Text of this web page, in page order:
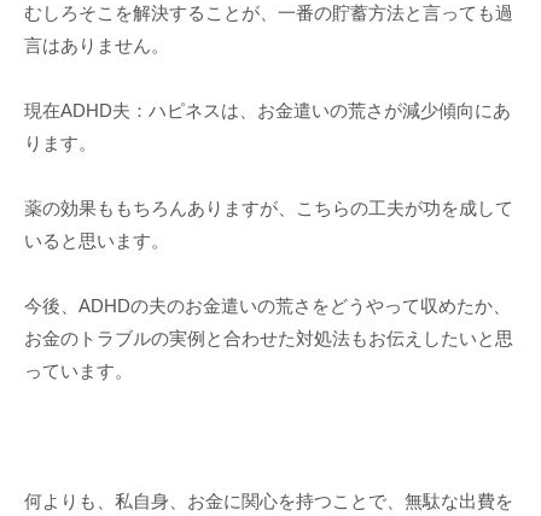
むしろそこを解決することが、一番の貯蓄方法と言っても過
言はありません。
現在ADHD夫：ハピネスは、お金遣いの荒さが減少傾向にあ
ります。
薬の効果ももちろんありますが、こちらの工夫が功を成して
いると思います。
今後、ADHDの夫のお金遣いの荒さをどうやって収めたか、
お金のトラブルの実例と合わせた対処法もお伝えしたいと思
っています。
何よりも、私自身、お金に関心を持つことで、無駄な出費を